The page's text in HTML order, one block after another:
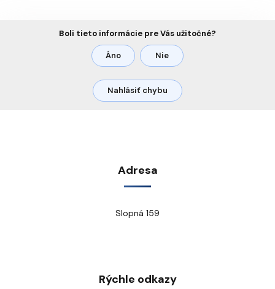
Boli tieto informácie pre Vás užitočné?
Áno Nie
Nahlásiť chybu
Adresa
Slopná 159
Rýchle odkazy